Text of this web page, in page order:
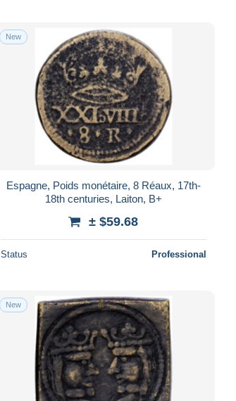
New
Espagne, Poids monétaire, 8 Réaux, 17th-
18th centuries, Laiton, B+
± $59.68
Status Professional
New